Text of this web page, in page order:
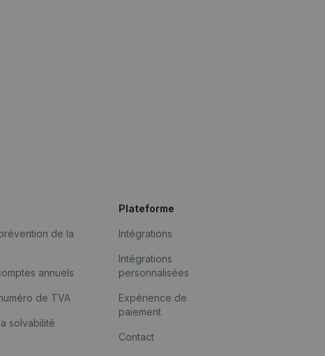
de la
annuels
de TVA
solvabilité
Plateforme
Intégrations
Intégrations
personnalisées
Expérience de
paiement
Contact